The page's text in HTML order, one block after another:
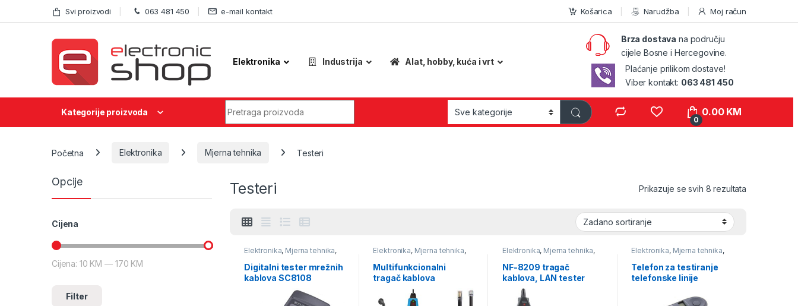
Skip to navigation
Skip to content Svi proizvodi 063 481 450 e-mail kontakt Košarica Narudžba Moj račun
Elektronika Industrija Alat, hobby, kuća i vrt
Brza dostava na području
cijele Bosne i Hercegovine.
Plaćanje prilikom dostave!
Viber kontakt: 063 481 450
Kategorije proizvoda
0
0.00 KM
Početna Elektronika Mjerna tehnika Testeri
Testeri Prikazuje se svih 8 rezultata
Elektronika, Mjerna tehnika,
Digitalni tester mrežnih
kablova SC8108
Elektronika, Mjerna tehnika,
Multifunkcionalni
tragač kablova
Elektronika, Mjerna tehnika,
NF-8209 tragač
kablova, LAN tester
Elektronika, Mjerna tehnika,
Telefon za testiranje
telefonske linije
Opcije
Cijena
Min cijena
Maks cijena
Filter
Cijena: 10 KM — 170 KM